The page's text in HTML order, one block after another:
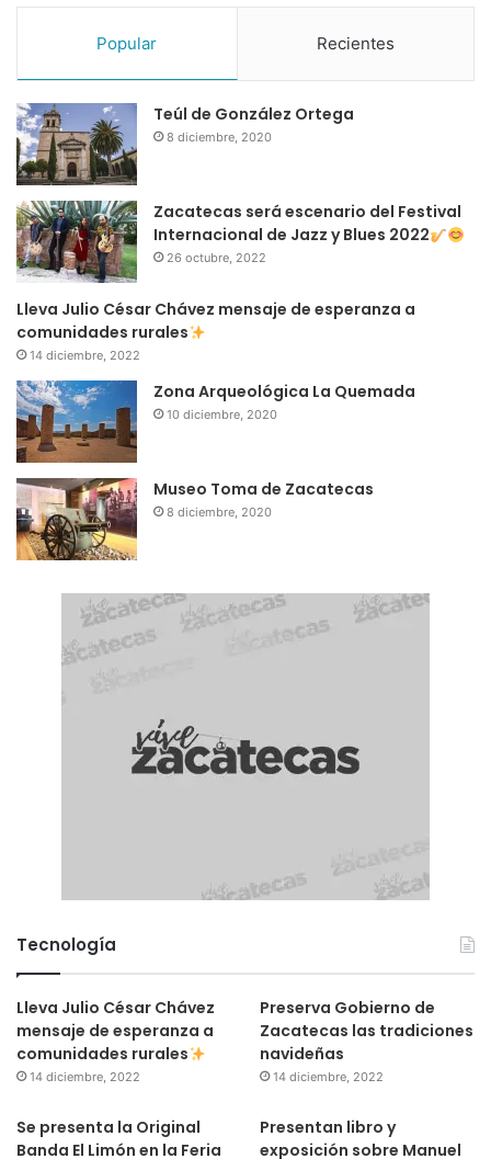
Popular Recientes
Teúl de González Ortega
8 diciembre, 2020
Zacatecas será escenario del Festival
Internacional de Jazz y Blues 2022
26 octubre, 2022
Lleva Julio César Chávez mensaje de esperanza a
comunidades rurales
14 diciembre, 2022
Zona Arqueológica La Quemada
10 diciembre, 2020
Museo Toma de Zacatecas
8 diciembre, 2020
Tecnología
Lleva Julio César Chávez
mensaje de esperanza a
comunidades rurales
14 diciembre, 2022
Preserva Gobierno de
Zacatecas las tradiciones
navideñas
14 diciembre, 2022
Se presenta la Original
Banda El Limón en la Feria
Presentan libro y
exposición sobre Manuel